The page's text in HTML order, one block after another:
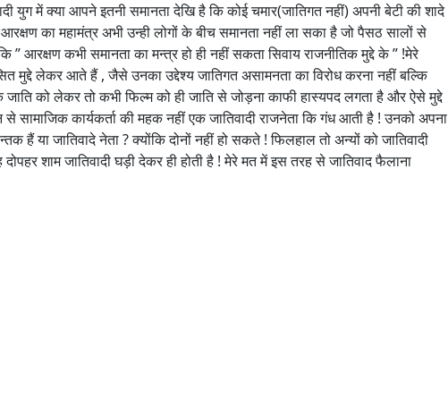
युग में क्या आपने इतनी समानता देखि है कि कोई चमार(जातिगत नहीं) अपनी बेटी की शादे
का महामंत्र अभी उन्ही लोगों के बीच समानता नहीं ला सका है जो पैसठ सालों से
आरक्षण कभी समानता का मन्त्र हो ही नहीं सकता सिवाय राजनीतिक मुद्दे के ” !मेरे
मुद्दे लेकर आते हैं , जैसे उनका उद्देश्य जातिगत असामनता का विरोध करना नहीं बल्कि
जाति को लेकर तो कभी फिल्म को ही जाति से जोड़ना काफी हास्यपद लगता है और ऐसे मुद्दे
सामाजिक कार्यकर्ता की महक नहीं एक जातिवादी राजनेता कि गंध आती है ! उनको अपना
हैं या जातिवादे नेता ? क्योंकि दोनों नहीं हो सकते ! फिलहाल तो अन्यों को जातिवादी
शाम जातिवादी घड़ी देकर ही होती है ! मेरे मत में इस तरह से जातिवाद फैलाना